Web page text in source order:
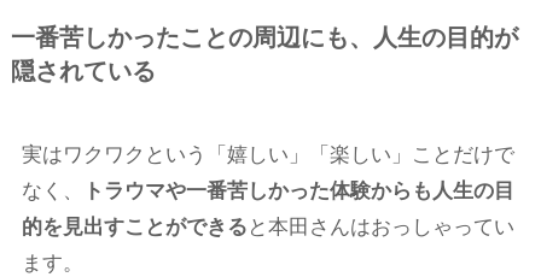
一番苦しかったことの周辺にも、人生の目的が
隠されている
実はワクワクという「嬉しい」「楽しい」ことだけで
なく、
トラウマや一番苦しかった体験からも人生の目
的を見出すことができる と本田さんはおっしゃってい
ます。